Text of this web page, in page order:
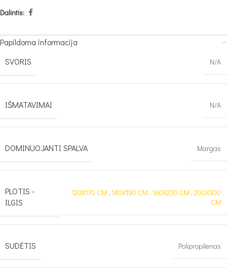
Dalintis:
Papildoma informacija
SVORIS
N/A
IŠMATAVIMAI N/A
DOMINUOJANTI SPALVA Margas
PLOTIS -
ILGIS
120X170 CM , 140X190 CM , 160X230 CM , 200X300
CM
SUDĖTIS Polipropilenas